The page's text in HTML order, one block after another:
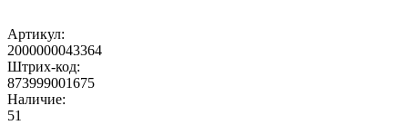
Артикул:
2000000043364
Штрих-код:
873999001675
Наличие:
51